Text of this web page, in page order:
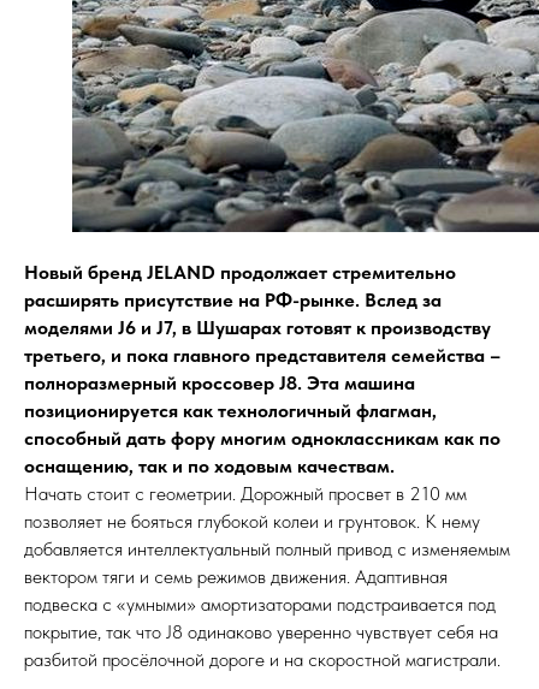
Новый бренд JELAND продолжает стремительно
расширять присутствие на РФ-рынке. Вслед за
моделями J6 и J7, в Шушарах готовят к производству
третьего, и пока главного представителя семейства –
полноразмерный кроссовер J8. Эта машина
позиционируется как технологичный флагман,
способный дать фору многим одноклассникам как по
оснащению, так и по ходовым качествам.
Начать стоит с геометрии. Дорожный просвет в 210 мм
позволяет не бояться глубокой колеи и грунтовок. К нему
добавляется интеллектуальный полный привод с изменяемым
вектором тяги и семь режимов движения. Адаптивная
подвеска с «умными» амортизаторами подстраивается под
покрытие, так что J8 одинаково уверенно чувствует себя на
разбитой просёлочной дороге и на скоростной магистрали.